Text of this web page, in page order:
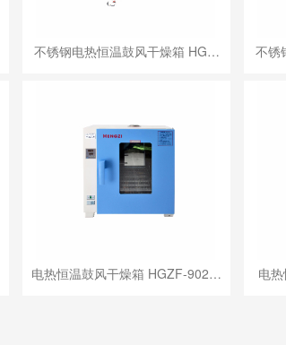
不锈钢电热恒温鼓风干燥箱 HG… 不锈
电热恒温鼓风干燥箱 HGZF-902… 电